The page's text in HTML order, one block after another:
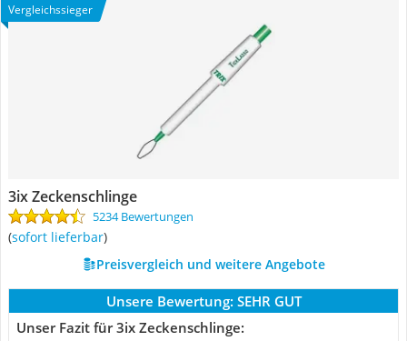
Vergleichssieger
3ix Zeckenschlinge
5234 Bewertungen
( sofort lieferbar)
Preisvergleich und weitere Angebote
Unsere Bewertung: SEHR GUT
Unser Fazit für 3ix Zeckenschlinge: